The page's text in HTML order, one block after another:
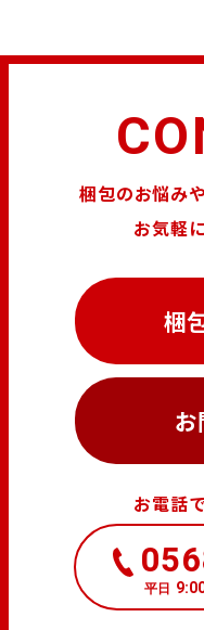
梱包のお悩み
お気軽
梱
お電話
平日